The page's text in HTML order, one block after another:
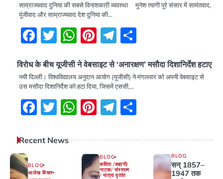
साम्राज्यवाद दुनिया की सबसे विनाशकारी व्यवस्था मुनेश त्यागी पूरे संसार में सामंतवाद,
पूंजीवाद और साम्राज्यवाद देश दुनिया की…
Facebook
Twitter
WhatsApp
Pinterest
Telegram
विरोध के बीच यूजीसी ने वेबसाइट से ‘अनारक्षण’ मसौदा दिशानिर्देश हटाए
नयी दिल्ली। विश्वविद्यालय अनुदान आयोग (यूजीसी) ने मंगलवार को अपनी वेबसाइट से
उस मसौदा दिशानिर्देश को हटा दिया, जिसमें एससी,…
Facebook
Twitter
WhatsApp
Pinterest
Telegram
Recent News
BLOG
आलेख विचार
BLOG
कविता /कहानी/
नाटक/ संस्मरण
/ यात्रा वृतांत
BLOG
सन् 1857–
1947 तक